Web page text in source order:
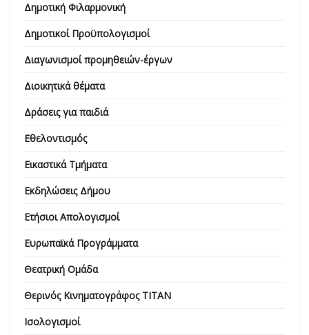
Δημοτική Φιλαρμονική
Δημοτικοί Προϋπολογισμοί
Διαγωνισμοί προμηθειών-έργων
Διοικητικά θέματα
Δράσεις για παιδιά
Εθελοντισμός
Εικαστικά Τμήματα
Εκδηλώσεις Δήμου
Ετήσιοι Απολογισμοί
Ευρωπαϊκά Προγράμματα
Θεατρική Ομάδα
Θερινός Κινηματογράφος ΤΙΤΑΝ
Ισολογισμοί